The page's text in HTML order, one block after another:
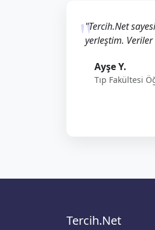
"Tercih.Net
yerleştim.
Ayşe Y.
Tıp Fakültesi
Tercih.Net